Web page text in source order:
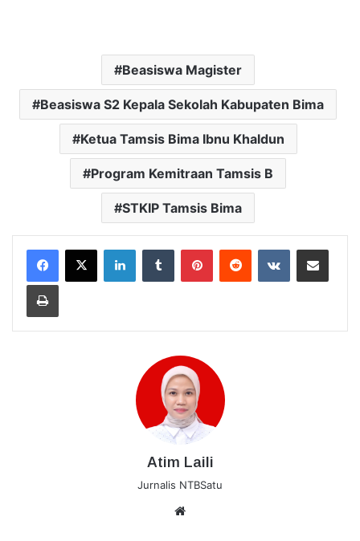
Beasiswa Magister
Beasiswa S2 Kepala Sekolah Kabupaten Bima
Ketua Tamsis Bima Ibnu Khaldun
Program Kemitraan Tamsis B
STKIP Tamsis Bima
LinkedInTumblr PinterestReddit VKontakteBagikan Lewat Email
Cetak
Atim Laili
Jurnalis NTBSatu